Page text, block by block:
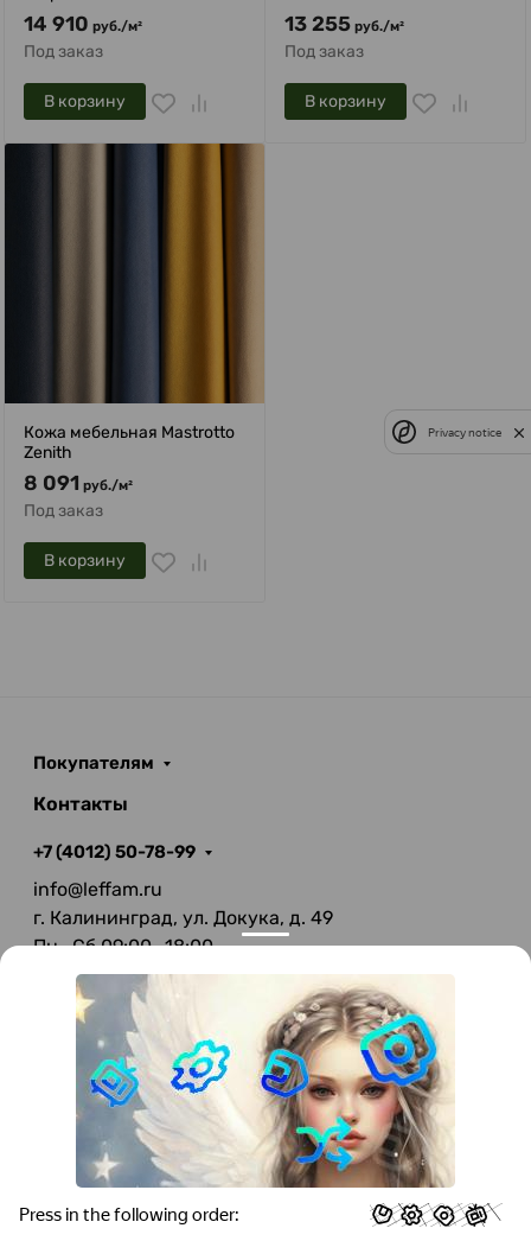
14 910 руб./м²
Под заказ
В корзину
13 255 руб./м²
Под заказ
В корзину
Кожа мебельная Mastrotto
Zenith
8 091 руб./м²
Под заказ
В корзину
Покупателям
Контакты
+7 (4012) 50-78-99
info@leffam.ru
г. Калининград, ул. Докука, д. 49
Пн—Сб 09:00—18:00
Вс—Выходной
© 2026 LeFFAM — материалы для качественной
мягкой мебели
Получение и обработка персональных данных происходит в
соответствии с Федеральным законом от 27.07.2006 года №152-ФЗ
Политикой конфиденциальности
Все права защищены. Использование информации с сайта без
Privacy notice